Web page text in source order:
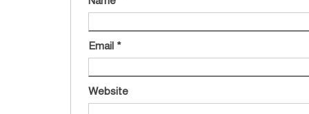
Email *
Website